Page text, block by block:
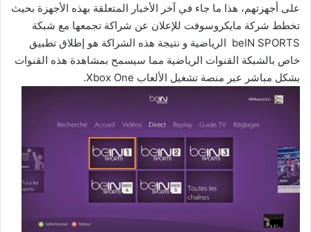
على أجهزتهم، هذا ما جاء في آخر الأخبار المتعلقة بهذه الأجهزة بحيث
تخطط شركة مايكروسوفت للإعلان عن شراكة تجمعها مع شبكة
beIN SPORTS الرياضية و نتيجة هذه الشراكة هو إطلاق تطبيق
خاص بالشبكة القنوات الرياضية مما سيسمح بمشاهدة هذه القنوات
بشكل مباشر عبر منصة تشغيل الألعاب Xbox One.